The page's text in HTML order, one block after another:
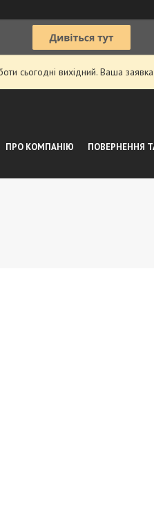
сьогодні вихідний. Ваша
ПРО КОМПАНІЮ ПОВЕРНЕННЯ